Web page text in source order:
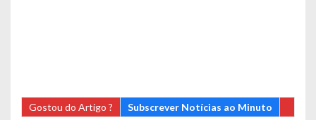
Gostou do Artigo ? Subscrever Notícias ao Minuto